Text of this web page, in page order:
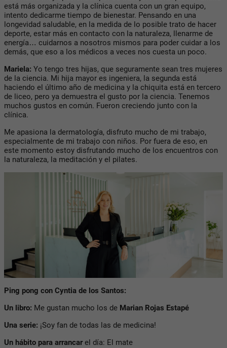
está más organizada y la clínica cuenta con un gran equipo,
intento dedicarme tiempo de bienestar. Pensando en una
longevidad saludable, en la medida de lo posible trato de hacer
deporte, estar más en contacto con la naturaleza, llenarme de
energía… cuidarnos a nosotros mismos para poder cuidar a los
demás, que eso a los médicos a veces nos cuesta un poco.
Mariela: Yo tengo tres hijas, que seguramente sean tres mujeres
de la ciencia. Mi hija mayor es ingeniera, la segunda está
haciendo el último año de medicina y la chiquita está en tercero
de liceo, pero ya demuestra el gusto por la ciencia. Tenemos
muchos gustos en común. Fueron creciendo junto con la
clínica.
Me apasiona la dermatología, disfruto mucho de mi trabajo,
especialmente de mi trabajo con niños. Por fuera de eso, en
este momento estoy disfrutando mucho de los encuentros con
la naturaleza, la meditación y el pilates.
Ping pong con Cyntia de los Santos:
Un libro: Me gustan mucho los de Marian Rojas Estapé
Una serie: ¡Soy fan de todas las de medicina!
Un hábito para arrancarel día: El mate